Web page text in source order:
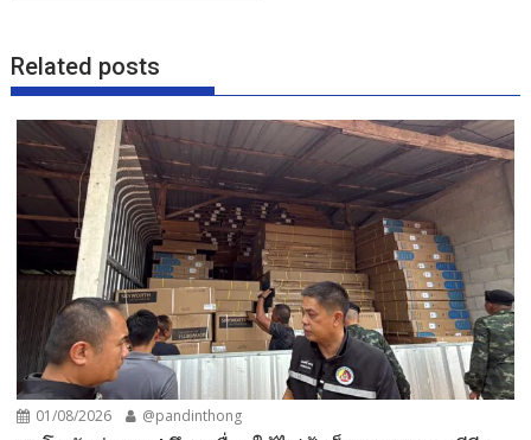
Related posts
01/08/2026 @pandinthong